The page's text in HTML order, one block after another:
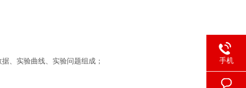
、实验曲线、实验问题组成；
手机